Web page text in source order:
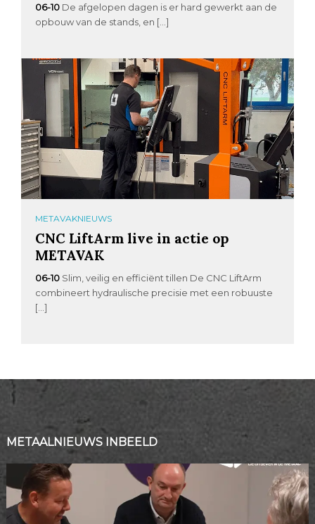
06-10 De afgelopen dagen is er hard gewerkt aan de
opbouw van de stands, en […]
METAVAKNIEUWS
CNC LiftArm live in actie op
METAVAK
06-10 Slim, veilig en efficiënt tillen De CNC LiftArm
combineert hydraulische precisie met een robuuste
[…]
METAALNIEUWS INBEELD